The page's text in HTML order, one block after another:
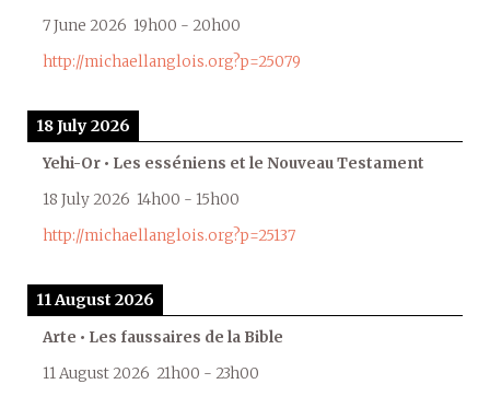
7 June 2026 19h00 - 20h00
http://michaellanglois.org?p=25079
18 July 2026
Yehi-Or • Les esséniens et le Nouveau Testament
18 July 2026 14h00 - 15h00
http://michaellanglois.org?p=25137
11 August 2026
Arte • Les faussaires de la Bible
11 August 2026 21h00 - 23h00